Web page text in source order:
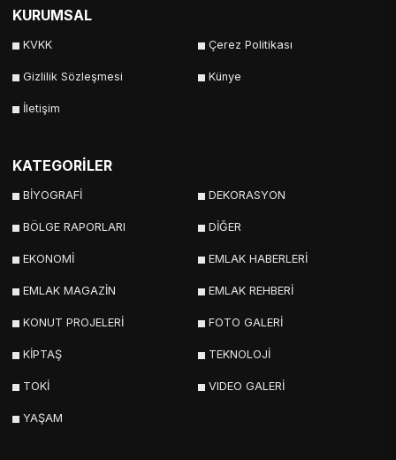
KURUMSAL
KVKK Çerez Politikası
Gizlilik Sözleşmesi Künye
İletişim
KATEGORİLER
BİYOGRAFİ DEKORASYON
BÖLGE RAPORLARI DİĞER
EKONOMİ EMLAK HABERLERİ
EMLAK MAGAZİN EMLAK REHBERİ
KONUT PROJELERİ FOTO GALERİ
KİPTAŞ TEKNOLOJİ
TOKİ VIDEO GALERİ
YAŞAM